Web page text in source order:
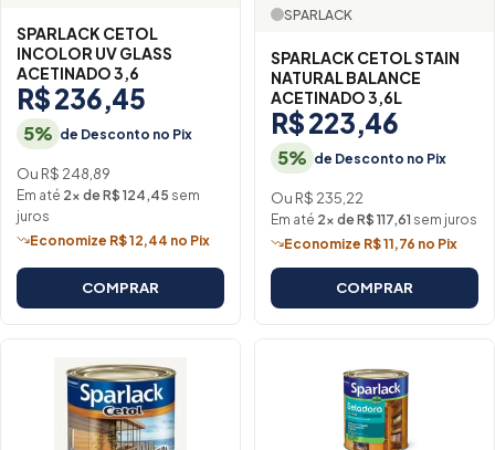
SPARLACK CETOL
INCOLOR UV GLASS
ACETINADO 3,6
R$ 236,45
5% de Desconto no Pix
Ou R$ 248,89
Em até 2× de R$ 124,45 sem
juros
Economize R$ 12,44 no Pix
COMPRAR
SPARLACK
SPARLACK CETOL STAIN
NATURAL BALANCE
ACETINADO 3,6L
R$ 223,46
5% de Desconto no Pix
Ou R$ 235,22
Em até 2× de R$ 117,61 sem juros
Economize R$ 11,76 no Pix
COMPRAR